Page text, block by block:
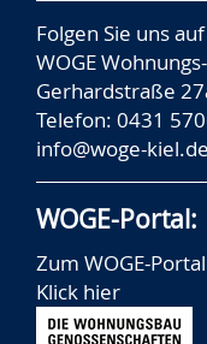
Folgen Sie uns auf
WOGE
Gerhardstraße
Telefon: 0431
info@woge-kiel.de
WOGE-Portal:
Zum WOGE-
Klick hier